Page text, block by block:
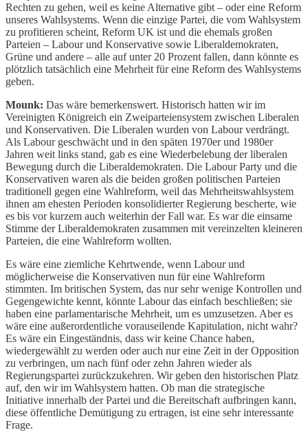
Rechten zu gehen, weil es keine Alternative gibt – oder eine Reform
unseres Wahlsystems. Wenn die einzige Partei, die vom Wahlsystem
zu profitieren scheint, Reform UK ist und die ehemals großen
Parteien – Labour und Konservative sowie Liberaldemokraten,
Grüne und andere – alle auf unter 20 Prozent fallen, dann könnte es
plötzlich tatsächlich eine Mehrheit für eine Reform des Wahlsystems
geben.
Mounk: Das wäre bemerkenswert. Historisch hatten wir im
Vereinigten Königreich ein Zweiparteiensystem zwischen Liberalen
und Konservativen. Die Liberalen wurden von Labour verdrängt.
Als Labour geschwächt und in den späten 1970er und 1980er
Jahren weit links stand, gab es eine Wiederbelebung der liberalen
Bewegung durch die Liberaldemokraten. Die Labour Party und die
Konservativen waren als die beiden großen politischen Parteien
traditionell gegen eine Wahlreform, weil das Mehrheitswahlsystem
ihnen am ehesten Perioden konsolidierter Regierung bescherte, wie
es bis vor kurzem auch weiterhin der Fall war. Es war die einsame
Stimme der Liberaldemokraten zusammen mit vereinzelten kleineren
Parteien, die eine Wahlreform wollten.
Es wäre eine ziemliche Kehrtwende, wenn Labour und
möglicherweise die Konservativen nun für eine Wahlreform
stimmten. Im britischen System, das nur sehr wenige Kontrollen und
Gegengewichte kennt, könnte Labour das einfach beschließen; sie
haben eine parlamentarische Mehrheit, um es umzusetzen. Aber es
wäre eine außerordentliche vorauseilende Kapitulation, nicht wahr?
Es wäre ein Eingeständnis, dass wir keine Chance haben,
wiedergewählt zu werden oder auch nur eine Zeit in der Opposition
zu verbringen, um nach fünf oder zehn Jahren wieder als
Regierungspartei zurückzukehren. Wir geben den historischen Platz
auf, den wir im Wahlsystem hatten. Ob man die strategische
Initiative innerhalb der Partei und die Bereitschaft aufbringen kann,
diese öffentliche Demütigung zu ertragen, ist eine sehr interessante
Frage.